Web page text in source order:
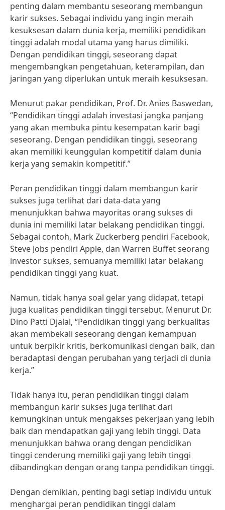
penting dalam membantu seseorang membangun
karir sukses. Sebagai individu yang ingin meraih
kesuksesan dalam dunia kerja, memiliki pendidikan
tinggi adalah modal utama yang harus dimiliki.
Dengan pendidikan tinggi, seseorang dapat
mengembangkan pengetahuan, keterampilan, dan
jaringan yang diperlukan untuk meraih kesuksesan.
Menurut pakar pendidikan, Prof. Dr. Anies Baswedan,
“Pendidikan tinggi adalah investasi jangka panjang
yang akan membuka pintu kesempatan karir bagi
seseorang. Dengan pendidikan tinggi, seseorang
akan memiliki keunggulan kompetitif dalam dunia
kerja yang semakin kompetitif.”
Peran pendidikan tinggi dalam membangun karir
sukses juga terlihat dari data-data yang
menunjukkan bahwa mayoritas orang sukses di
dunia ini memiliki latar belakang pendidikan tinggi.
Sebagai contoh, Mark Zuckerberg pendiri Facebook,
Steve Jobs pendiri Apple, dan Warren Buffet seorang
investor sukses, semuanya memiliki latar belakang
pendidikan tinggi yang kuat.
Namun, tidak hanya soal gelar yang didapat, tetapi
juga kualitas pendidikan tinggi tersebut. Menurut Dr.
Dino Patti Djalal, “Pendidikan tinggi yang berkualitas
akan membekali seseorang dengan kemampuan
untuk berpikir kritis, berkomunikasi dengan baik, dan
beradaptasi dengan perubahan yang terjadi di dunia
kerja.”
Tidak hanya itu, peran pendidikan tinggi dalam
membangun karir sukses juga terlihat dari
kemungkinan untuk mengakses pekerjaan yang lebih
baik dan mendapatkan gaji yang lebih tinggi. Data
menunjukkan bahwa orang dengan pendidikan
tinggi cenderung memiliki gaji yang lebih tinggi
dibandingkan dengan orang tanpa pendidikan tinggi.
Dengan demikian, penting bagi setiap individu untuk
menghargai peran pendidikan tinggi dalam